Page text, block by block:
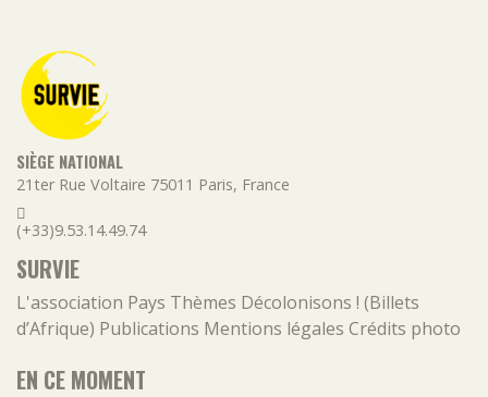
SIÈGE NATIONAL
21ter Rue Voltaire 75011 Paris, France
(+33)9.53.14.49.74
SURVIE
L'association Pays Thèmes Décolonisons ! (Billets
d’Afrique) Publications Mentions légales Crédits photo
EN CE MOMENT